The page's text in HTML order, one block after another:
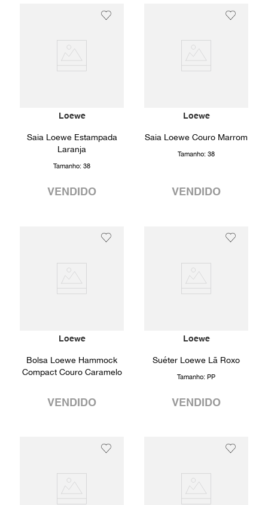
Loewe
Saia Loewe Estampada
Laranja
Tamanho: 38
VENDIDO
Loewe
Saia Loewe Couro Marrom
Tamanho: 38
VENDIDO
Loewe
Bolsa Loewe Hammock
Compact Couro Caramelo
VENDIDO
Loewe
Suéter Loewe Lã Roxo
Tamanho: PP
VENDIDO